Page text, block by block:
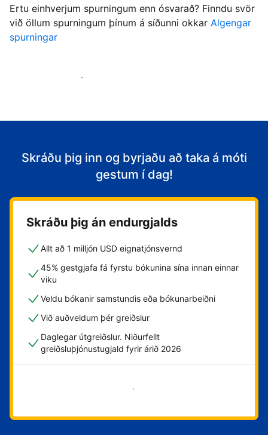
Ertu einhverjum spurningum enn ósvarað? Finndu svör
við öllum spurningum þínum á síðunni okkar Algengar
spurningar
Byrja að taka á móti gestum
Skráðu þig inn og byrjaðu að taka á móti
gestum í dag!
Skráðu þig án endurgjalds
Allt að 1 milljón USD eignatjónsvernd
45% gestgjafa fá fyrstu bókunina sína innan einnar
viku
Veldu bókanir samstundis eða bókunarbeiðni
Við auðveldum þér greiðslur
Daglegar útgreiðslur. Niðurfellt
greiðsluþjónustugjald fyrir árið 2026
Byrja núna